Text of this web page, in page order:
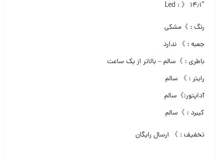
Led : 》 ۱۴٫۱″
رنگ : 》مشکی
جعبه : 》 ندارد
باطری : 》سالم – بالاتر از یک ساعت
رایتر : 》 سالم
آداپتور:》سالم
کیبرد : 》سالم
تخفیف : 》 ارسال رایگان